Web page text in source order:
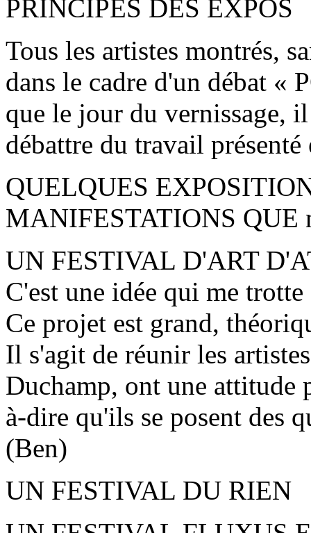
PRINCIPES DES EXPOS
Tous les artistes montrés,
dans le cadre d'un débat «
que le jour du vernissage,
débattre du travail présenté
QUELQUES
MANIFESTATIONS QUE
UN FESTIVAL D'ART
C'est une idée qui me
Ce projet est grand,
Il s'agit de réunir les
Duchamp, ont une attitude
à-dire qu'ils se posent des
(Ben)
UN FESTIVAL DU RIEN